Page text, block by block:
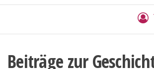
Beiträge zur